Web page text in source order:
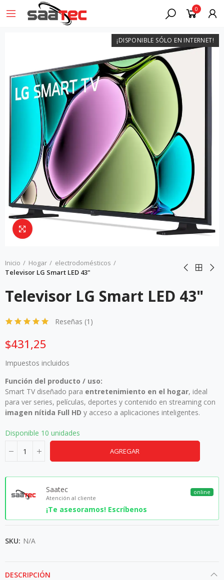
0
¡DISPONIBLE SÓLO EN INTERNET!
Inicio Hogar
electrodomésticos
Televisor LG Smart LED 43"
Televisor LG Smart LED 43"
Reseñas (1 )
$431,25
Impuestos incluidos
Función del producto / uso:
Smart TV diseñado para entretenimiento en el hogar, ideal
para ver series, películas, deportes y contenido en streaming con
imagen nítida Full HD y acceso a aplicaciones inteligentes.
Disponible 10 unidades
AGREGAR
Saatec
Atención al cliente
¡Te asesoramos! Escríbenos
online
SKU: N/A
DESCRIPCIÓN